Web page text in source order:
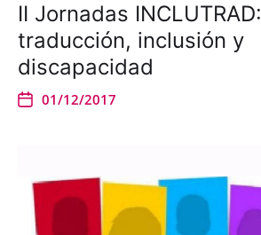
II Jornadas INCLUTRAD:
traducción, inclusión y
discapacidad
01/12/2017